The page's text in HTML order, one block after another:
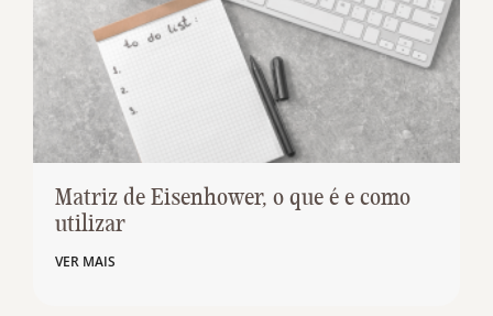
Matriz de Eisenhower, o que é e como
utilizar
VER MAIS